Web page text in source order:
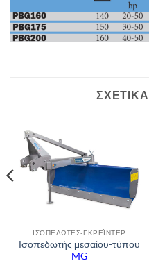
ΙΣΟΠΕΔΩΤΈΣ-ΓΚΡΈΙΝΤΕΡ
Ισοπεδωτής μεσαίου-τύπου
MG